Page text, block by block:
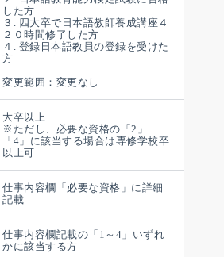
バシーポリシーサイトポリシーサイトマップ
アクセス
した方
３. 四大卒で日本語教師養成講座４
２０時間修了した方
４. 登録日本語教員の登録を受けた
方
変更範囲：変更なし
大卒以上
※ただし、必要な資格の「2」
「4」に該当する場合は専修学校卒
以上可
仕事内容欄「必要な資格」に詳細
記載
仕事内容欄記載の「1～4」いずれ
かに該当する方